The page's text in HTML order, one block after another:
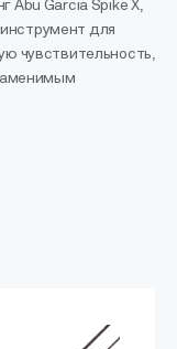
Abu Garcia Spike X,
для
чувствительность,